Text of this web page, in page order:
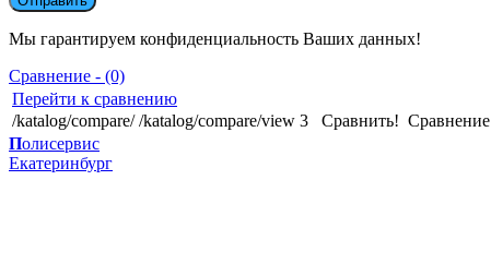
Мы гарантируем конфиденциальность Ваших данных!
Сравнение - (0)
Перейти к сравнению
/katalog/compare/ /katalog/compare/view 3 Сравнить! Cравнение
Полисервис
Екатеринбург